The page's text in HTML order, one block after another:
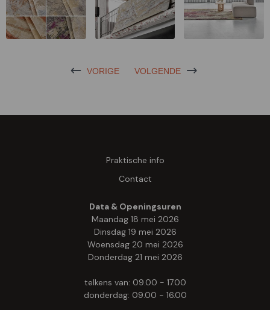
VORIGE VOLGENDE
Praktische info
Contact
Data & Openingsuren
Maandag 18 mei 2026
Dinsdag 19 mei 2026
Woensdag 20 mei 2026
Donderdag 21 mei 2026
telkens van: 09.00 - 17.00
donderdag: 09.00 - 16.00